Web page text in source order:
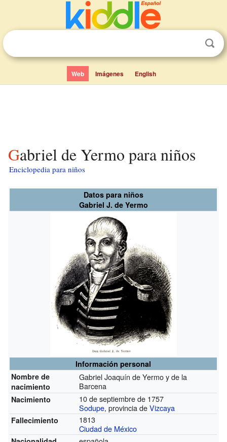
Web Imágenes English
Gabriel de Yermo para niños
Enciclopedia para niños
Datos para niños
Gabriel J. de Yermo
Información personal
Nombre de
nacimiento
Gabriel Joaquín de Yermo y de la
Barcena
Nacimiento
10 de septiembre de 1757
Sodupe, provincia deVizcaya
Fallecimiento
1813
Ciudad de México